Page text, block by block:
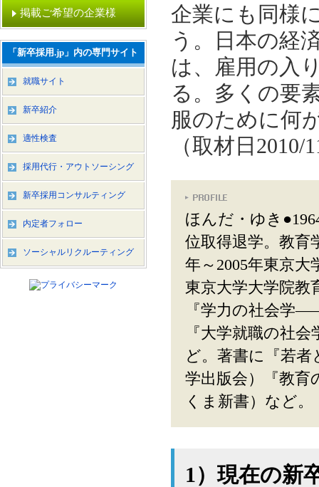
企業にも同様
う。日本の経
は、雇用の入
る。多くの要
服のために何
（取材日2010/
ほんだ・ゆき
位取得退学。教育
年～2005年東京大
東京大学大学院教
『学力の社会学
『大学就職の社
ど。著書に『若
学出版会）『教
くま新書）など。
1）現在の新
掲載ご希望の企業様
「新卒採用.jp」内の専門サイト
就職サイト
新卒紹介
適性検査
採用代行・アウトソーシング
新卒採用コンサルティング
内定者フォロー
ソーシャルリクルーティング